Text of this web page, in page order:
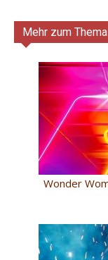
Mehr zum Thema
Wonder